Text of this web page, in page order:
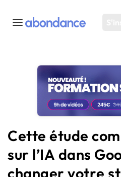
Toutes les actus
Actus SEO
Plateforme
Solutions
Ressources
Audit SEO
Cette étude
sur l’IA dans
changer votre